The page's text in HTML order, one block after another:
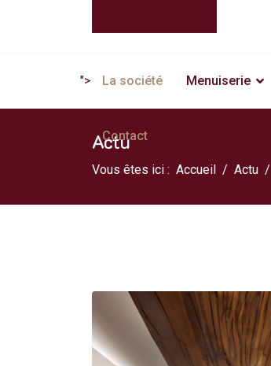
"> La société Menuiserie
Contact
Actu
Vous êtes ici : Accueil Actu